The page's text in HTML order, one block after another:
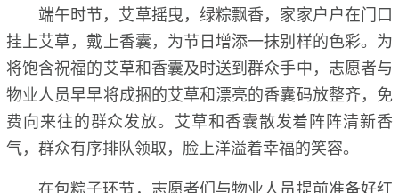
端午时节，艾草摇曳，绿粽飘香，家家户户在门口
挂上艾草，戴上香囊，为节日增添一抹别样的色彩。为
将饱含祝福的艾草和香囊及时送到群众手中，志愿者与
物业人员早早将成捆的艾草和漂亮的香囊码放整齐，免
费向来往的群众发放。艾草和香囊散发着阵阵清新香
气，群众有序排队领取，脸上洋溢着幸福的笑容。
在包粽子环节，志愿者们与物业人员提前准备好红